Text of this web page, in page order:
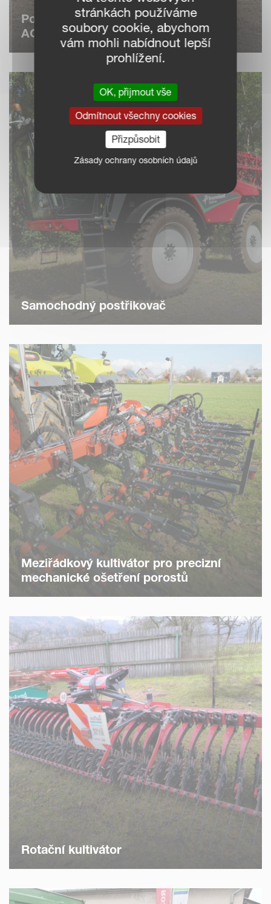
Podmítač s pěchovacím válcem
ACTIPACK
Samochodný postřikovač
Meziřádkový kultivátor pro precizní
mechanické ošetření porostů
Rotační kultivátor
stránkách používáme
soubory cookie, abychom
vám mohli nabídnout lepší
prohlížení.
OK, přijmout vše
Odmítnout všechny cookies
Přizpůsobit
Zásady ochrany osobních údajů